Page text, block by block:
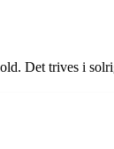
Det trives i